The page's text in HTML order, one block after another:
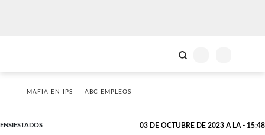
MAFIA EN IPS ABC EMPLEOS
ENSIESTADOS 03 DE OCTUBRE DE 2023 A LA - 15:48